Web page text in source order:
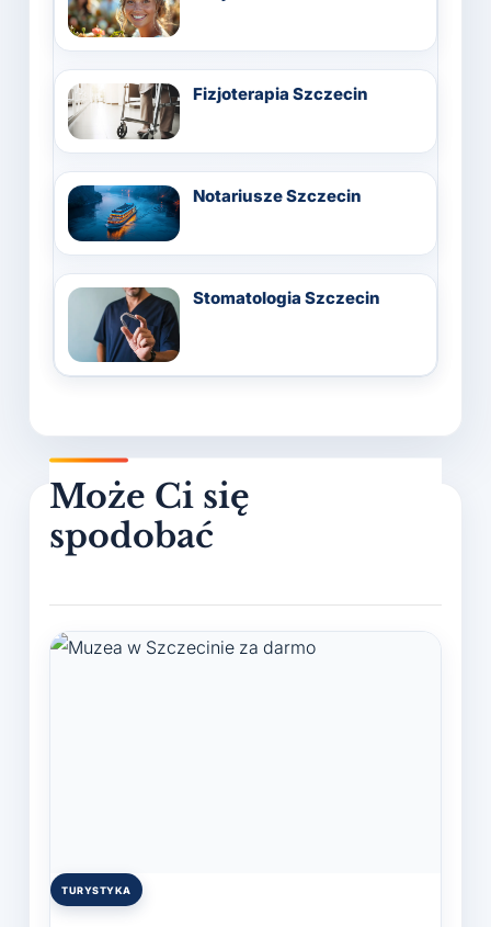
Fizjoterapia Szczecin
Notariusze Szczecin
Stomatologia Szczecin
Posted
TURYSTYKA